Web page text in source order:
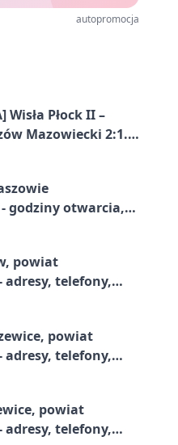
autopromocja
Wisła Płock II –
Mazowiecki 2:1.
Grupa 1 (Grupa I)
godziny otwarcia,
powiat
telefony,
powiat
telefony,
powiat
telefony,